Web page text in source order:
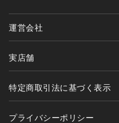
運営会社
実店舗
特定商取引法に基づく表示
プライバシーポリシー